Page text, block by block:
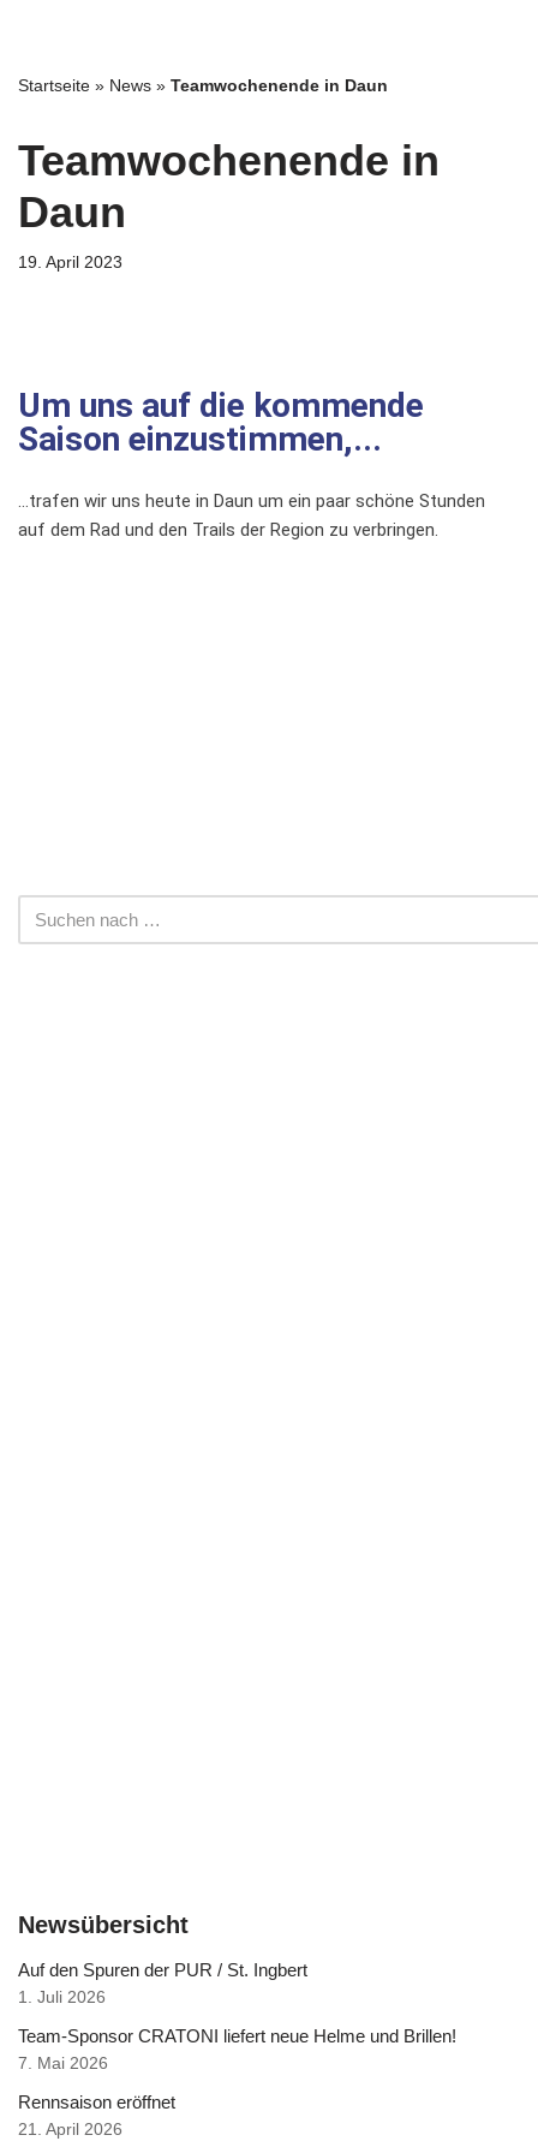
Inhalt
Startseite » News » Teamwochenende in Daun
Teamwochenende in
Daun
19. April 2023
Um uns auf die kommende
Saison einzustimmen,...
…trafen wir uns heute in Daun um ein paar schöne Stunden
auf dem Rad und den Trails der Region zu verbringen.
Newsübersicht
Auf den Spuren der PUR / St. Ingbert
1. Juli 2026
Team-Sponsor CRATONI liefert neue Helme und Brillen!
7. Mai 2026
Rennsaison eröffnet
21. April 2026